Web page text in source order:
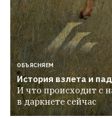
ОБЪЯСНЯЕМ
История взлета и
И что происходит с
в даркнете сейчас